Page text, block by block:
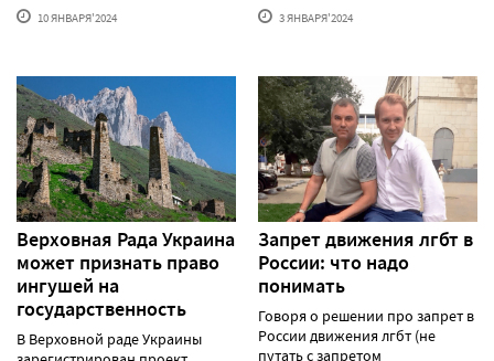
10 ЯНВАРЯ'2024 3 ЯНВАРЯ'2024
Верховная Рада Украина
может признать право
ингушей на
государственность
В Верховной раде Украины
Запрет движения лгбт в
России: что надо
понимать
Говоря о решении про запрет в
России движения лгбт (не
путать с запретом